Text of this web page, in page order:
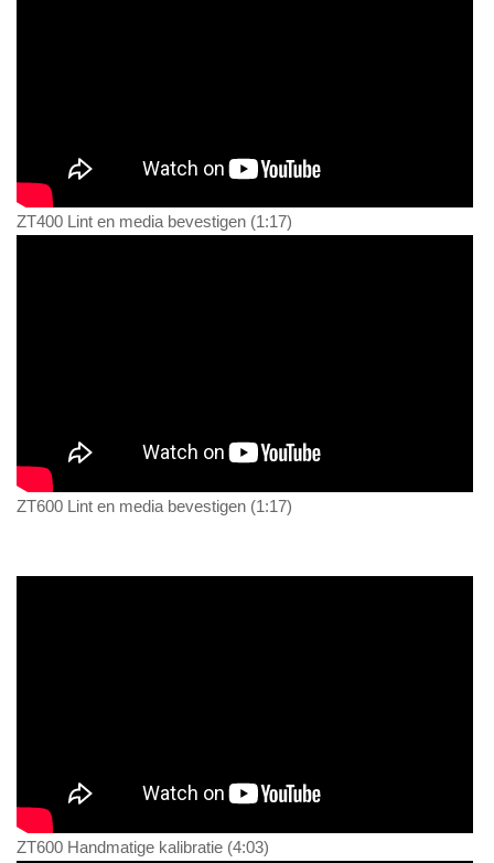
ZT400 Lint en media bevestigen (1:17)
ZT600 Lint en media bevestigen (1:17)
ZT600 Handmatige kalibratie (4:03)